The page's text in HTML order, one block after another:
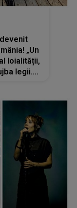
„Un
loialității,
legii.